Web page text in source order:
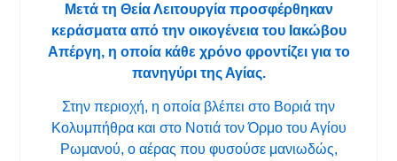
Μετά τη Θεία Λειτουργία προσφέρθηκαν
κεράσματα από την οικογένεια του Ιακώβου
Απέργη, η οποία κάθε χρόνο φροντίζει για το
πανηγύρι της Αγίας.
Στην περιοχή, η οποία βλέπει στο Βοριά την
Κολυμπήθρα και στο Νοτιά τον Όρμο του Αγίου
Ρωμανού, ο αέρας που φυσούσε μανιωδώς,